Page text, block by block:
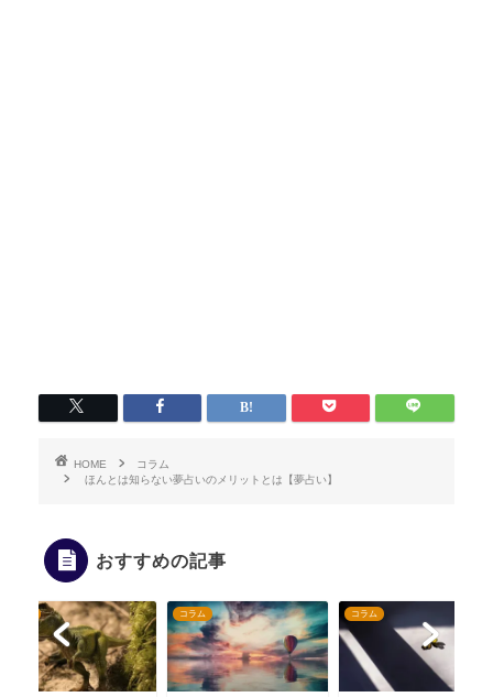
HOME
コラム
ほんとは知らない夢占いのメリットとは【夢占い】
おすすめの記事
コラム コラム